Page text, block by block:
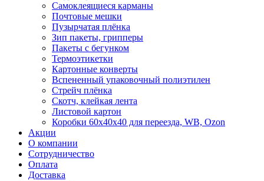
Самоклеящиеся карманы
Почтовые мешки
Пузырчатая плёнка
Зип пакеты, грипперы
Пакеты с бегунком
Термоэтикетки
Картонные конверты
Вспененный упаковочный полиэтилен
Стрейч плёнка
Скотч, клейкая лента
Листовой картон
Коробки 60х40х40 для переезда, WB, Ozon
Акции
О компании
Сотрудничество
Оплата
Доставка